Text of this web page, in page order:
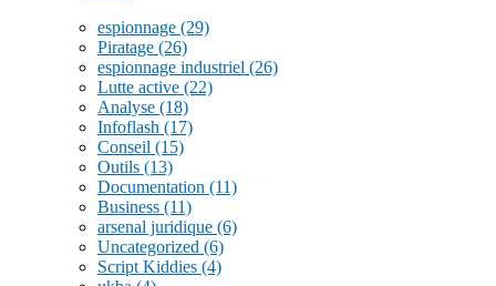
espionnage (29)
Piratage (26)
espionnage industriel (26)
Lutte active (22)
Analyse (18)
Infoflash (17)
Conseil (15)
Outils (13)
Documentation (11)
Business (11)
arsenal juridique (6)
Uncategorized (6)
Script Kiddies (4)